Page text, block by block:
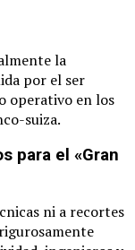
la
por el ser
operativo en los
suiza.
para el «Gran
ni a recortes